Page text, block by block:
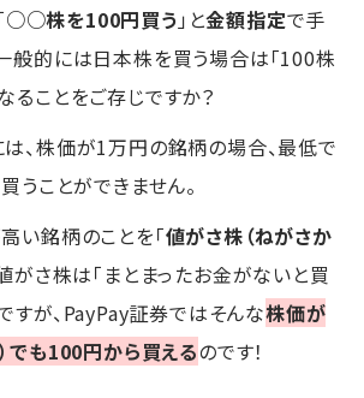
○○株を100円買う 」と金額指定で手
般的には日本株を買う場合は「100株
ることをご存じですか？
、株価が1万円の銘柄の場合、最低で
うことができません。
い銘柄のことを「値がさ株（ねがさか
値がさ株は「まとまったお金がないと買
すが、PayPay証券ではそんな株価が
でも100円から買えるのです！